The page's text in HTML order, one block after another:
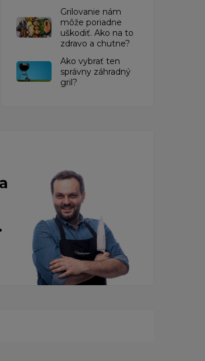
Grilovanie nám
môže poriadne
uškodiť. Ako na to
zdravo a chutne?
Ako vybrať ten
správny záhradný
gril?